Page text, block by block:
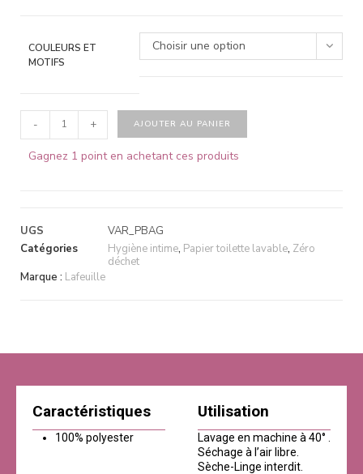
COULEURS ET
MOTIFS
Choisir une option
- + AJOUTER AU PANIER
Gagnez 1 point en achetant ces produits
UGS
VAR_PBAG
Catégories
Hygiène intime, Papier toilette lavable, Zéro
déchet
Marque : Lafeuille
Caractéristiques
100% polyester
Utilisation
Lavage en machine à 40° .
Séchage à l’air libre.
Sèche-Linge interdit.